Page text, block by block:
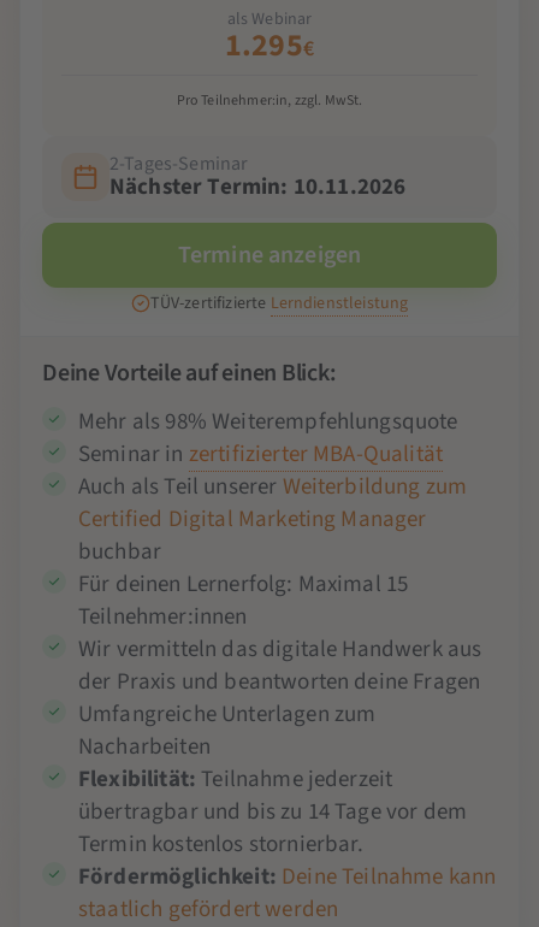
als Webinar
1.295€
Pro Teilnehmer:in, zzgl. MwSt.
2-Tages-Seminar
Nächster Termin: 10.11.2026
Termine anzeigen
TÜV-zertifizierte Lerndienstleistung
Deine Vorteile auf einen Blick:
Mehr als 98% Weiterempfehlungsquote
Seminar in zertifizierter MBA-Qualität
Auch als Teil unsererWeiterbildung zum
Certified Digital Marketing Manager
buchbar
Für deinen Lernerfolg: Maximal 15
Teilnehmer:innen
Wir vermitteln das digitale Handwerk aus
der Praxis und beantworten deine Fragen
Umfangreiche Unterlagen zum
Nacharbeiten
Flexibilität:Teilnahme jederzeit
übertragbar und bis zu 14 Tage vor dem
Termin kostenlos stornierbar.
Fördermöglichkeit: Deine Teilnahme kann
staatlich gefördert werden